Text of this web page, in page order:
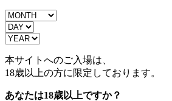
本サイトへのご入場は、
18歳以上の方に限定しております。
あなたは18歳以上ですか？